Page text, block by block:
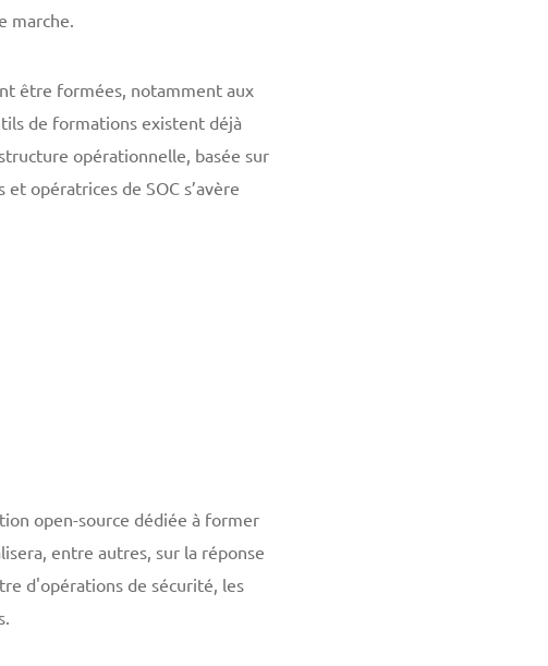
marche.
être formées, notamment aux
de formations existent déjà
opérationnelle, basée sur
opératrices de SOC s’avère
open-source dédiée à former
entre autres, sur la réponse
d'opérations de sécurité, les